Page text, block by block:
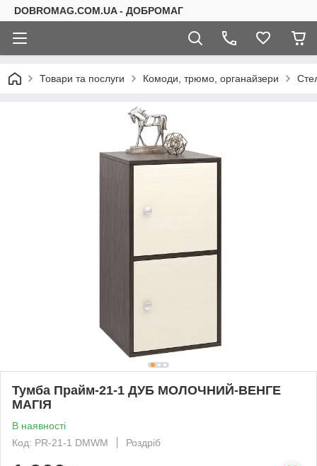
DOBROMAG.COM.UA - ДОБРОМАГ
Товари та послуги Комоди, трюмо, органайзери
Тумба Прайм-21-1 ДУБ МОЛОЧНИЙ-ВЕНГЕ
МАГІЯ
В наявності
Код: PR-21-1 DMWM
Роздріб